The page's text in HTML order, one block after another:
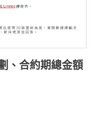
、合約期總金額